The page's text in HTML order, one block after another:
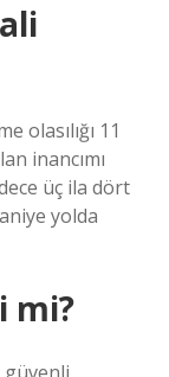
olasılığı 11
inancımı
üç ila dört
yolda
mi?